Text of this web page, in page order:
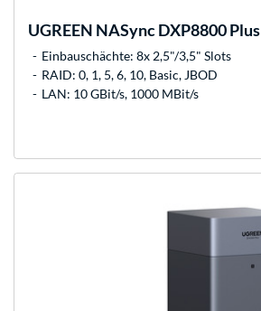
UGREEN NASync DXP8800 Plus
Einbauschächte: 8x 2,5"/3,5" Slots
RAID: 0, 1, 5, 6, 10, Basic, JBOD
LAN: 10 GBit/s, 1000 MBit/s